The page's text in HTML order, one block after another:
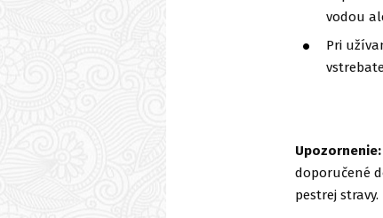
vodou
Pri
Upozornenie:
doporučené
pestrej